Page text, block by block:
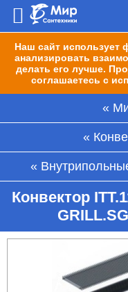
Наш сайт использует
анализировать
делать его лучше.
соглашаетесь с
Конвектор